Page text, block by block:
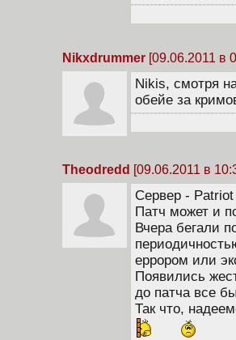
Nikxdrummer [09.06.2011 в
Nikis, смотря
обейе за
Theodredd [09.06.2011 в
Сервер - Patriot
Патч может и
Вчера бегали
еррором или
Появились
до патча все
Так что,